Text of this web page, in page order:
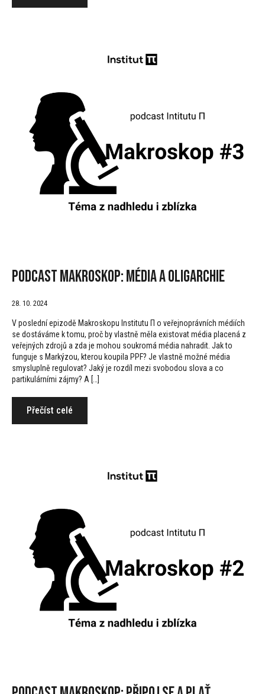
Podcast Makroskop: Média a oligarchie
28. 10. 2024
V poslední epizodě Makroskopu Institutu Π o veřejnoprávních médiích
se dostáváme k tomu, proč by vlastně měla existovat média placená z
veřejných zdrojů a zda je mohou soukromá média nahradit. Jak to
funguje s Markýzou, kterou koupila PPF? Je vlastně možné média
smysluplně regulovat? Jaký je rozdíl mezi svobodou slova a co
partikulárními zájmy? A […]
Přečíst celé